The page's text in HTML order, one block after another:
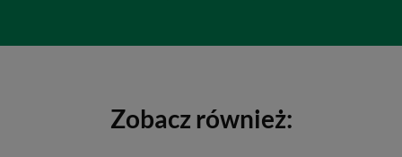
Zobacz również: